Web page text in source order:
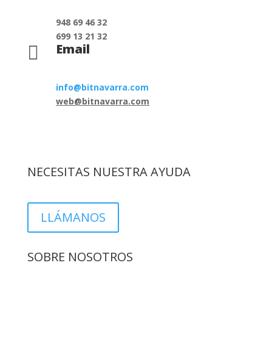
948 69 46 32
699 13 21 32
 Email
info@bitnavarra.com
web@bitnavarra.com
NECESITAS NUESTRA AYUDA
LLÁMANOS
SOBRE NOSOTROS